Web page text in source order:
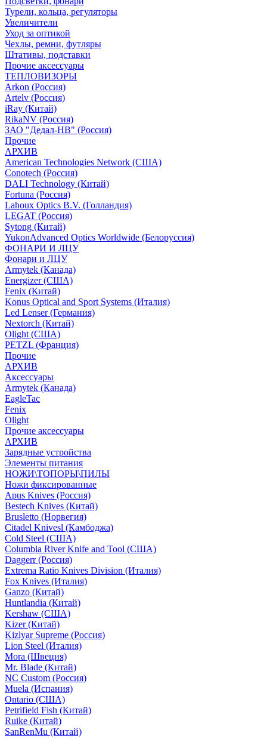
Турели, кольца, регуляторы
Увеличители
Уход за оптикой
Чехлы, ремни, футляры
Штативы, подставки
Прочие аксессуары
ТЕПЛОВИЗОРЫ
Arkon (Россия)
Artelv (Россия)
iRay (Китай)
RikaNV (Россия)
ЗАО "Дедал-НВ" (Россия)
Прочие
АРХИВ
American Technologies Network (США)
Conotech (Россия)
DALI Technology (Китай)
Fortuna (Россия)
Lahoux Optics B.V. (Голландия)
LEGAT (Россия)
Sytong (Китай)
YukonAdvanced Optics Worldwide (Белоруссия)
ФОНАРИ И ЛЦУ
Фонари и ЛЦУ
Armytek (Канада)
Energizer (США)
Fenix (Китай)
Konus Optical and Sport Systems (Италия)
Led Lenser (Германия)
Nextorch (Китай)
Olight (США)
PETZL (Франция)
Прочие
АРХИВ
Аксессуары
Armytek (Канада)
EagleTac
Fenix
Olight
Прочие аксессуары
АРХИВ
Зарядные устройства
Элементы питания
НОЖИ\ТОПОРЫ\ПИЛЫ
Ножи фиксированные
Apus Knives (Россия)
Bestech Knives (Китай)
Brusletto (Норвегия)
Citadel Knivesl (Камбоджа)
Cold Steel (США)
Columbia River Knife and Tool (США)
Daggerr (Россия)
Extrema Ratio Knives Division (Италия)
Fox Knives (Италия)
Ganzo (Китай)
Huntlandia (Китай)
Kershaw (США)
Kizer (Китай)
Kizlyar Supreme (Россия)
Lion Steel (Италия)
Mora (Швеция)
Mr. Blade (Китай)
NC Custom (Россия)
Muela (Испания)
Ontario (США)
Petrifield Fish (Китай)
Ruike (Китай)
SanRenMu (Китай)